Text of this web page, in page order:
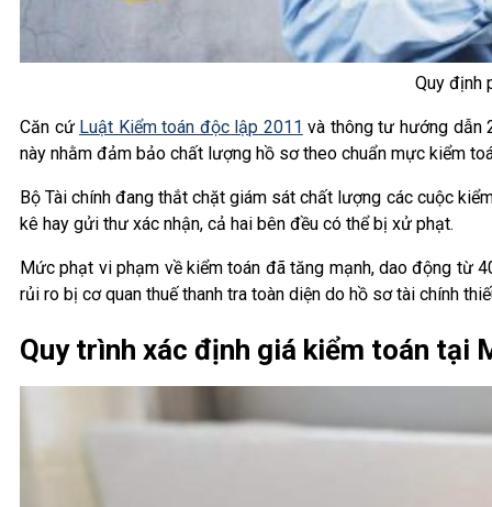
Quy định
Căn cứ Luật Kiểm toán độc lập 2011 và thông tư hướng dẫn
này nhằm đảm bảo chất lượng hồ sơ theo chuẩn mực kiểm
Bộ Tài chính đang thắt chặt giám sát chất lượng các cuộc
kê hay gửi thư xác nhận, cả hai bên đều có thể bị xử phạt.
Mức phạt vi phạm về kiểm toán đã tăng mạnh, dao động từ
rủi ro bị cơ quan thuế thanh tra toàn diện do hồ sơ tài chính
Quy trình xác định giá kiểm toán